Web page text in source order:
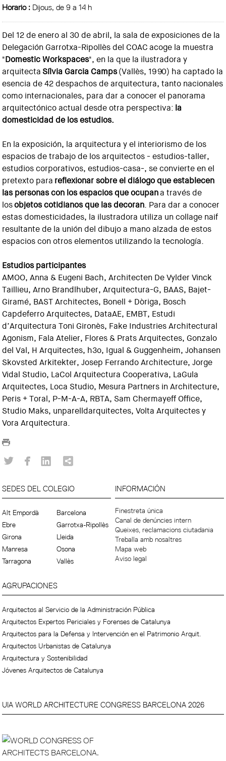
Horario : Dijous, de 9 a 14 h
Del 12 de enero al 30 de abril, la sala de exposiciones de la
Delegación Garrotxa-Ripollès del COAC acoge la muestra
"Domestic Workspaces", en la que la ilustradora y
arquitecta Sílvia Garcia Camps(Vallès, 1990) ha captado la
esencia de 42 despachos de arquitectura, tanto nacionales
como internacionales, para dar a conocer el panorama
arquitectónico actual desde otra perspectiva: la
domesticidad de los estudios.
En la exposición, la arquitectura y el interiorismo de los
espacios de trabajo de los arquitectos - estudios-taller,
estudios corporativos, estudios-casa-, se convierte en el
pretexto para reflexionar sobre el diálogo que establecen
las personas con los espacios que ocupana través de
losobjetos cotidianos que las decoran. Para dar a conocer
estas domesticidades, la ilustradora utiliza un collage naif
resultante de la unión del dibujo a mano alzada de estos
espacios con otros elementos utilizando la tecnología.
Estudios participantes
AMOO, Anna & Eugeni Bach, Architecten De Vylder Vinck
Taillieu, Arno Brandlhuber, Arquitectura-G, BAAS, Bajet-
Giramé, BAST Architectes, Bonell + Dòriga, Bosch
Capdeferro Arquitectes, DataAE, EMBT, Estudi
d’Arquitectura Toni Gironès, Fake Industries Architectural
Agonism, Fala Atelier, Flores & Prats Arquitectes, Gonzalo
del Val, H Arquitectes, h3o, Igual & Guggenheim, Johansen
Skovsted Arkitekter, Josep Ferrando Architecture, Jorge
Vidal Studio, LaCol Arquitectura Cooperativa, LaGula
Arquitectes, Loca Studio, Mesura Partners in Architecture,
Peris + Toral, P-M-A-A, RBTA, Sam Chermayeff Office,
Studio Maks, unparelldarquitectes, Volta Arquitectes y
Vora Arquitectura.
SEDES DEL COLEGIO
Alt Empordà
Barcelona
Ebre
Garrotxa-Ripollès
Girona
Lleida
Manresa
Osona
Tarragona
Vallès
INFORMACIÓN
Finestreta única
Canal de denúncies intern
Queixes, reclamacions ciutadania
Treballa amb nosaltres
Mapa web
Aviso legal
AGRUPACIONES
Arquitectos al Servicio de la Administración Pública
Arquitectos Expertos Periciales y Forenses de Catalunya
Arquitectos para la Defensa y Intervención en el Patrimonio Arquit.
Arquitectos Urbanistas de Catalunya
Arquitectura y Sostenibilidad
Jóvenes Arquitectos de Catalunya
UIA WORLD ARCHITECTURE CONGRESS BARCELONA 2026